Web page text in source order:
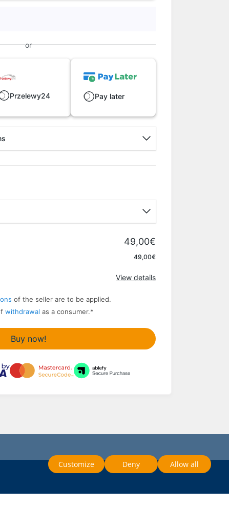
or
Przelewy24 Pay later
49,00€
49,00€
View details
of the seller are to be applied.
withdrawal as a consumer.*
Buy now!
Customize Deny Allow all